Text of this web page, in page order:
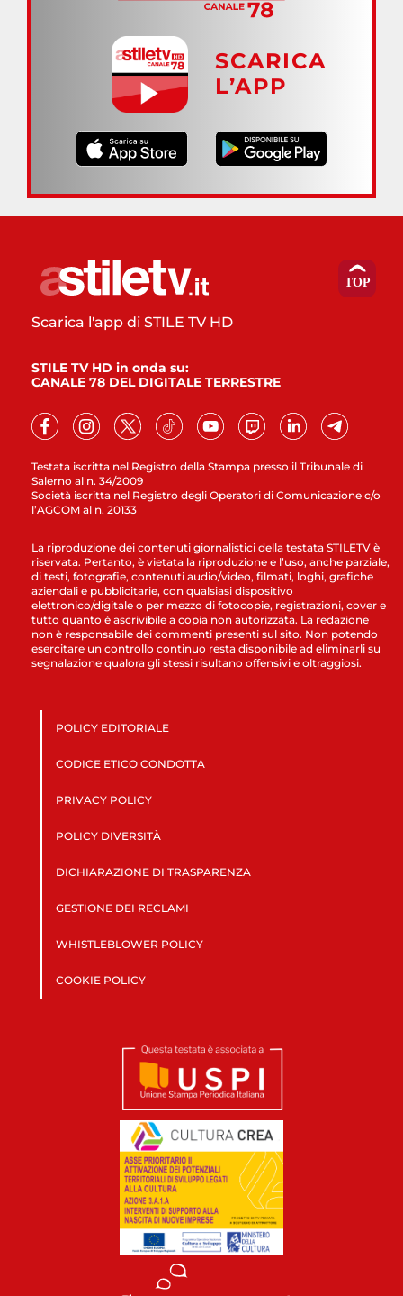
SCARICA
L’APP
Testata iscritta nel Registro della Stampa presso il Tribunale di
Salerno al n. 34/2009
Società iscritta nel Registro degli Operatori di Comunicazione c/o
l’AGCOM al n. 20133
Scarica l'app di STILE TV HD
STILE TV HD in onda su:
CANALE 78 DEL DIGITALE TERRESTRE
La riproduzione dei contenuti giornalistici della testata STILETV è
riservata. Pertanto, è vietata la riproduzione e l’uso, anche parziale,
di testi, fotografie, contenuti audio/video, filmati, loghi, grafiche
aziendali e pubblicitarie, con qualsiasi dispositivo
elettronico/digitale o per mezzo di fotocopie, registrazioni, cover e
tutto quanto è ascrivibile a copia non autorizzata. La redazione
non è responsabile dei commenti presenti sul sito. Non potendo
esercitare un controllo continuo resta disponibile ad eliminarli su
segnalazione qualora gli stessi risultano offensivi e oltraggiosi.
POLICY EDITORIALE
CODICE ETICO CONDOTTA
PRIVACY POLICY
POLICY DIVERSITÀ
DICHIARAZIONE DI TRASPARENZA
GESTIONE DEI RECLAMI
WHISTLEBLOWER POLICY
COOKIE POLICY